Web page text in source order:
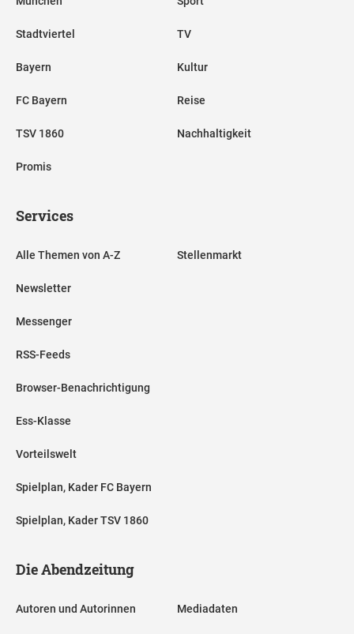
Stadtviertel
Bayern
FC Bayern
TSV 1860
Promis
TV
Kultur
Reise
Nachhaltigkeit
Services
Alle Themen von A-Z
Newsletter
Messenger
RSS-Feeds
Browser-Benachrichtigung
Ess-Klasse
Vorteilswelt
Spielplan, Kader FC Bayern
Spielplan, Kader TSV 1860
Stellenmarkt
Die Abendzeitung
Autoren und Autorinnen Mediadaten